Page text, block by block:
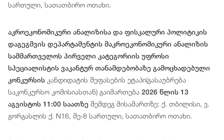
სართული, სათათბირო ოთახი.
აკროეკონომიკური ანალიზისა და ფისკალური პოლიტიკის
დაგეგმვის დეპარტამენტის მაკროეკონომიკური ანალიზის
სამმართველოს პირველი კატეგორიის უფროსი
სპეციალისტის ვაკანტურ თანამდებობაზე გამოცხადებული
კონკურსის კანდიდატის შეფასების ეტაპი(გასაუბრება
საკონკურსო კომისიასთან) გაიმართება 2026 წლის 13
აგვისტოს 11:00 საათზე შემდეგ მისამართზე: ქ. თბილისი, ვ.
გორგასლის ქ. N16, მე-8 სართული, სათათბირო ოთახი.